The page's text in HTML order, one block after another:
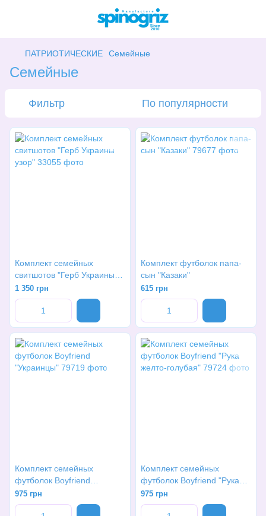
ПАТРИОТИЧЕСКИЕ Семейные
Семейные
Фильтр По популярности
Комплект семейных
свитшотов "Герб Украины
узор"
1 350 грн
Комплект футболок папа-
сын "Казаки"
615 грн
Комплект семейных
футболок Boyfriend
"Украинцы"
975 грн
Комплект семейных
футболок Boyfriend "Рука
желто-голубая"
975 грн